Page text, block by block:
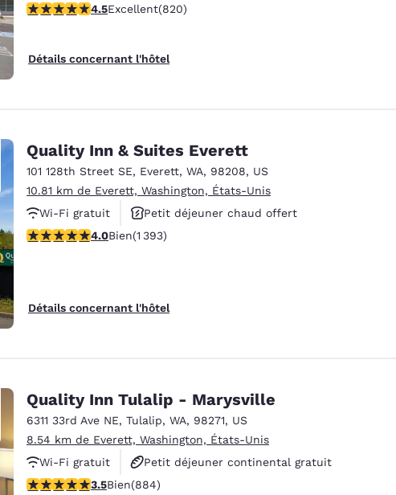
Animaux acceptés
4.49 étoiles. Excellent. 820 commentaires
4.5Excellent(820)
Détails concernant l'hôtel
Quality Inn & Suites Everett
101 128th Street SE, Everett, WA, 98208, US
10.81 km de Everett, Washington, États-Unis
Wi-Fi gratuit
Petit déjeuner chaud offert
Animaux acceptés
3.98 étoiles. Bien. 1393 commentaires
4.0Bien(1 393)
Détails concernant l'hôtel
Quality Inn Tulalip - Marysville
6311 33rd Ave NE, Tulalip, WA, 98271, US
8.54 km de Everett, Washington, États-Unis
Wi-Fi gratuit
Petit déjeuner continental gratuit
Animaux acceptés
3.53 étoiles. Bien. 884 commentaires
3.5Bien(884)